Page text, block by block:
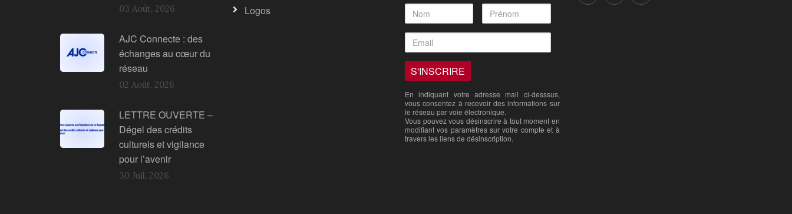
03 Août, 2026
AJC Connecte : des
échanges au cœur du
réseau
02 Août, 2026
LETTRE OUVERTE –
Dégel des crédits
culturels et vigilance
pour l’avenir
30 Juil, 2026
Logos
En indiquant votre adresse mail ci-desssus,
vous consentez à recevoir des informations sur
le réseau par voie électronique.
Vous pouvez vous désinscrire à tout moment en
modifiant vos paramètres sur votre compte et à
travers les liens de désinscription.